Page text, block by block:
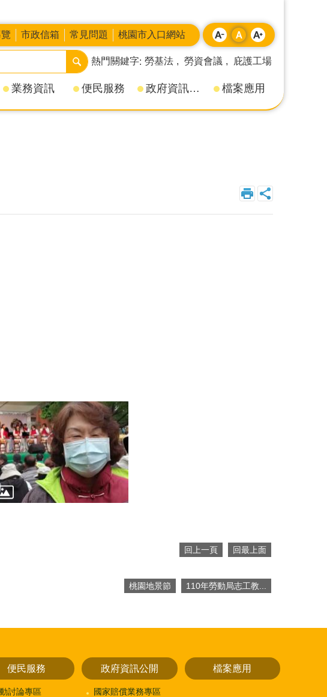
市政信箱 常見問題 桃園市入口網站
熱門關鍵字 勞基法 勞資會議 庇護工場
業務資訊 便民服務 政府資訊公開 檔案應用
回上一頁 回最上面
桃園地景節 110年勞動局志工教...
便民服務
討論專區
政府資訊公開
國家賠償業務專區
檔案應用